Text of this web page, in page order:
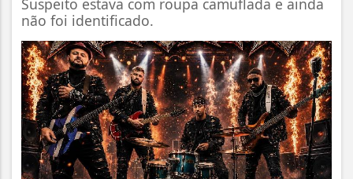
Suspeito estava com roupa camuflada e ainda
não foi identificado.